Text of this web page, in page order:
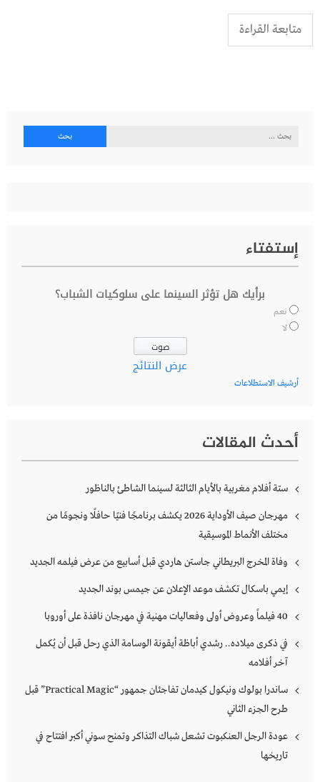
متابعة القراءة
البحث
إستفتاء
برأيك هل تؤثر السينما على سلوكيات الشباب؟
نعم
لا
عرض النتائج
أرشيف الاستطلاعات
أحدث المقالات
ستة أفلام مغربية بالأيام الثالثة لسينما الشاطئ بالناظور
مهرجان صيف الأوداية 2026 يكشف برنامجًا فنيًا حافلًا ونجومًا من
مختلف الأنماط الموسيقية
وفاة المخرج البريطاني جاستن هاردي قبل أسابيع من عرض فيلمه الجديد
إيمي باسكال تكشف موعد الإعلان عن جيمس بوند الجديد
40 فيلماً وعروض أولى وفعاليات مهنية في مهرجان نافذة على أوروبا
في ذكرى ميلاده.. رشدي أباظة أيقونة الوسامة الذي رحل قبل أن يُكمل
آخر أفلامه
ساندرا بولوك ونيكول كيدمان تفاجئان جمهور “Practical Magic” قبل
طرح الجزء الثاني
عودة الرجل العنكبوت تشعل شباك التذاكر وتمنح سوني أكبر افتتاح في
تاريخها